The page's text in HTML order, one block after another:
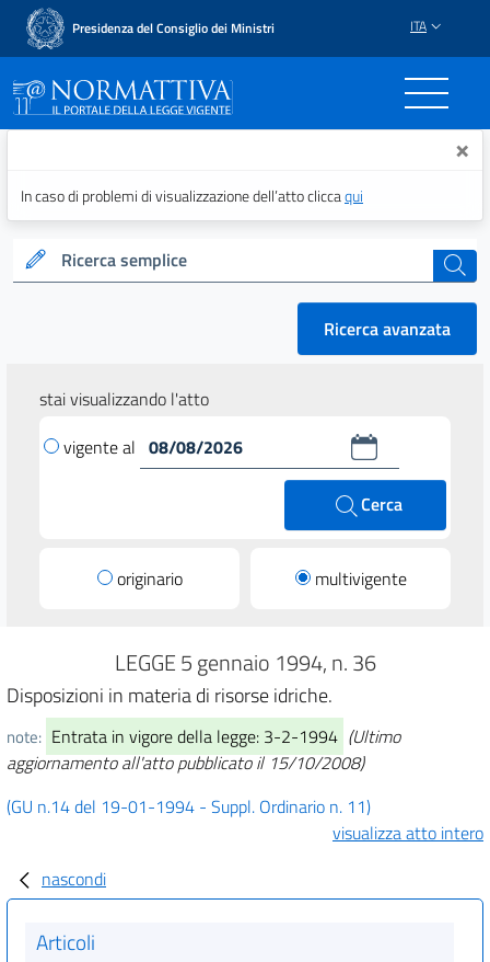
Presidenza del Consiglio dei Ministri ITA
Normattiva - Il portale ×
In caso di problemi di visualizzazione dell’atto cliccaqui
Ricerca semplice cerca
Ricerca avanzata
stai visualizzando l'atto
vigente al
Cerca
originario multivigente
LEGGE 5 gennaio 1994, n. 36
Disposizioni in materia di risorse idriche.
note: Entrata in vigore della legge: 3-2-1994 (Ultimo
aggiornamento all'atto pubblicato il 15/10/2008)
(GU n.14 del 19-01-1994 - Suppl. Ordinario n. 11)
visualizza atto intero
nascondi
Articoli